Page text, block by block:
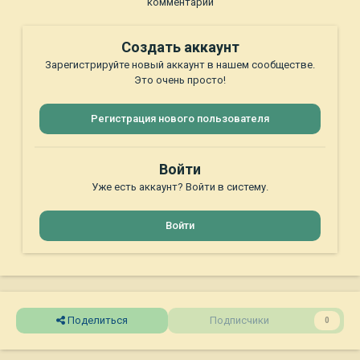
Создать аккаунт
Зарегистрируйте новый аккаунт в нашем сообществе.
Это очень просто!
Регистрация нового пользователя
Войти
Уже есть аккаунт? Войти в систему.
Войти
Поделиться Подписчики 0